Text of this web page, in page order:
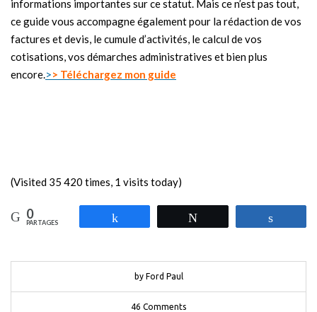
informations importantes sur ce statut. Mais ce n’est pas tout,
ce guide vous accompagne également pour la rédaction de vos
factures et devis, le cumule d’activités, le calcul de vos
cotisations, vos démarches administratives et bien plus
encore.>> Téléchargez mon guide
(Visited 35 420 times, 1 visits today)
0
PARTAGES
by Ford Paul
46 Comments